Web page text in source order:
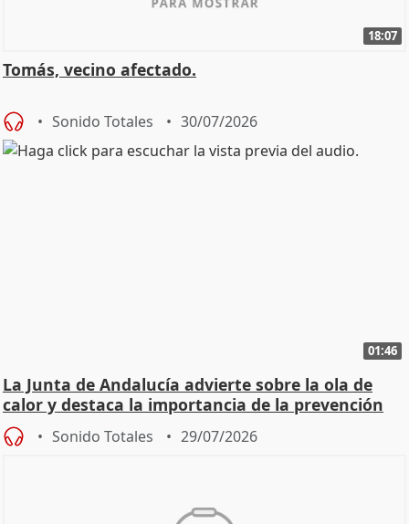
18:07
Tomás, vecino afectado.
Sonido Totales 30/07/2026
01:46
La Junta de Andalucía advierte sobre la ola de
calor y destaca la importancia de la prevención
Sonido Totales 29/07/2026